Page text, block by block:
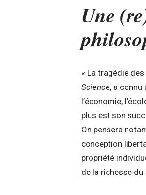
Une
« La tragédie
Science, a
l’économie,
plus est son
On pensera
conception
propriété
de la richesse